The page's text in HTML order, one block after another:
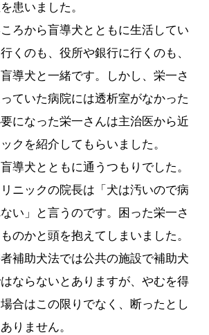
患いました。
ろから盲導犬とともに生活してい
くのも、役所や銀行に行くのも、
導犬と一緒です。しかし、栄一さ
ていた病院には透析室がなかった
になった栄一さんは主治医から近
クを紹介してもらいました。
導犬とともに通うつもりでした。
ニックの院長は「犬は汚いので病
い」と言うのです。困った栄一さ
のかと頭を抱えてしまいました。
補助犬法では公共の施設で補助犬
ならないとありますが、やむを得
合はこの限りでなく、断ったとし
りません。